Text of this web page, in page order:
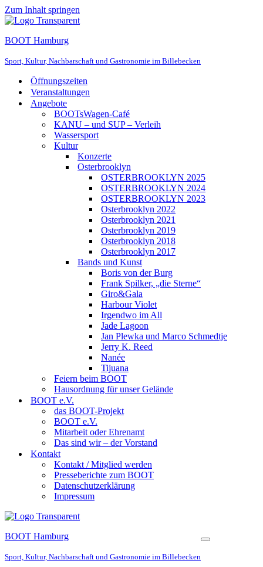
Zum Inhalt springen
BOOT Hamburg
Sport, Kultur, Nachbarschaft und Gastronomie im Billebecken
Öffnungszeiten
Veranstaltungen
Angebote
BOOTsWagen-Café
KANU – und SUP – Verleih
Wassersport
Kultur
Konzerte
Osterbrooklyn
OSTERBROOKLYN 2025
OSTERBROOKLYN 2024
OSTERBROOKLYN 2023
Osterbrooklyn 2022
Osterbrooklyn 2021
Osterbrooklyn 2019
Osterbrooklyn 2018
Osterbrooklyn 2017
Bands und Kunst
Boris von der Burg
Frank Spilker, „die Sterne“
Giro&Gala
Harbour Violet
Irgendwo im All
Jade Lagoon
Jan Plewka und Marco Schmedtje
Jerry K. Reed
Nanée
Tijuana
Feiern beim BOOT
Hausordnung für unser Gelände
BOOT e.V.
das BOOT-Projekt
BOOT e.V.
Mitarbeit oder Ehrenamt
Das sind wir – der Vorstand
Kontakt
Kontakt / Mitglied werden
Presseberichte zum BOOT
Datenschutzerklärung
Impressum
BOOT Hamburg
Sport, Kultur, Nachbarschaft und Gastronomie im Billebecken
Navigationsmenü